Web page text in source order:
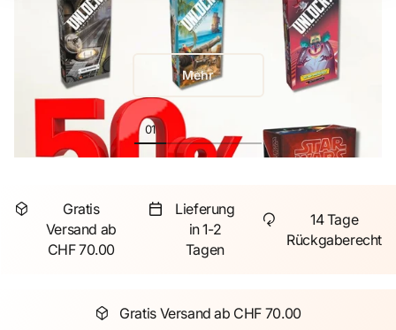
Mehr
Gratis
Versand ab
CHF 70.00
Lieferung
in 1-2
Tagen
14 Tage
Rückgaberecht
Gratis Versand ab CHF 70.00